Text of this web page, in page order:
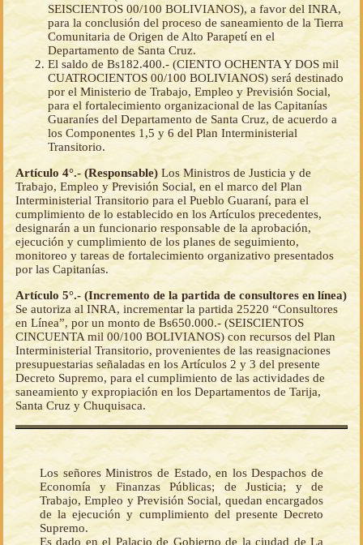
SEISCIENTOS 00/100 BOLIVIANOS), a favor del INRA,
para la conclusión del proceso de saneamiento de la Tierra
Comunitaria de Origen de Alto Parapetí en el
Departamento de Santa Cruz.
El saldo de Bs182.400.- (CIENTO OCHENTA Y DOS mil
CUATROCIENTOS 00/100 BOLIVIANOS) será destinado
por el Ministerio de Trabajo, Empleo y Previsión Social,
para el fortalecimiento organizacional de las Capitanías
Guaraníes del Departamento de Santa Cruz, de acuerdo a
los Componentes 1,5 y 6 del Plan Interministerial
Transitorio.
Artículo 4°.- (Responsable) Los Ministros de Justicia y de
Trabajo, Empleo y Previsión Social, en el marco del Plan
Interministerial Transitorio para el Pueblo Guaraní, para el
cumplimiento de lo establecido en los Artículos precedentes,
designarán a un funcionario responsable de la aprobación,
ejecución y cumplimiento de los planes de seguimiento,
monitoreo y tareas de fortalecimiento organizativo presentados
por las Capitanías.
Artículo 5°.- (Incremento de la partida de consultores en línea)
Se autoriza al INRA, incrementar la partida 25220 “Consultores
en Línea”, por un monto de Bs650.000.- (SEISCIENTOS
CINCUENTA mil 00/100 BOLIVIANOS) con recursos del Plan
Interministerial Transitorio, provenientes de las reasignaciones
presupuestarias señaladas en los Artículos 2 y 3 del presente
Decreto Supremo, para el cumplimiento de las actividades de
saneamiento y expropiación en los Departamentos de Tarija,
Santa Cruz y Chuquisaca.
Los señores Ministros de Estado, en los Despachos de
Economía y Finanzas Públicas; de Justicia; y de
Trabajo, Empleo y Previsión Social, quedan encargados
de la ejecución y cumplimiento del presente Decreto
Supremo.
Es dado en el Palacio de Gobierno de la ciudad de La